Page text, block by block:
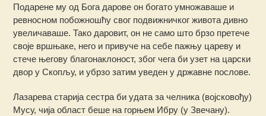
Подарене му од Бога дарове он богато умножаваше и
ревносном побожношћу свог подвижничког живота дивно
увеличаваше. Тако даровит, он не само што брзо претече
своје вршњаке, него и привуче на себе пажњу цареву и
стече његову благонаклоност, због чега би узет на царски
двор у Скопљу, и убрзо затим уведен у државне послове.
Лазарева старија сестра би удата за челника (војсковођу)
Мусу, чија област беше на горњем Ибру (у Звечану).